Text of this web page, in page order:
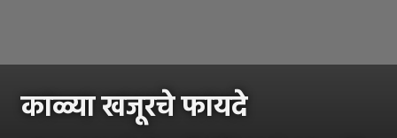
काळ्या खजूरचे फायदे